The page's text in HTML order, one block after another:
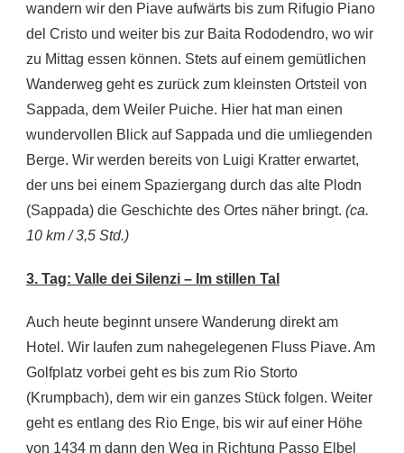
wandern wir den Piave aufwärts bis zum Rifugio Piano
del Cristo und weiter bis zur Baita Rododendro, wo wir
zu Mittag essen können. Stets auf einem gemütlichen
Wanderweg geht es zurück zum kleinsten Ortsteil von
Sappada, dem Weiler Puiche. Hier hat man einen
wundervollen Blick auf Sappada und die umliegenden
Berge. Wir werden bereits von Luigi Kratter erwartet,
der uns bei einem Spaziergang durch das alte Plodn
(Sappada) die Geschichte des Ortes näher bringt. (ca.
10 km / 3,5 Std.)
3. Tag: Valle dei Silenzi – Im stillen Tal
Auch heute beginnt unsere Wanderung direkt am
Hotel. Wir laufen zum nahegelegenen Fluss Piave. Am
Golfplatz vorbei geht es bis zum Rio Storto
(Krumpbach), dem wir ein ganzes Stück folgen. Weiter
geht es entlang des Rio Enge, bis wir auf einer Höhe
von 1434 m dann den Weg in Richtung Passo Elbel